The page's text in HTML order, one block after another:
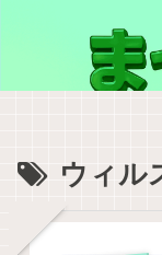
ウィル